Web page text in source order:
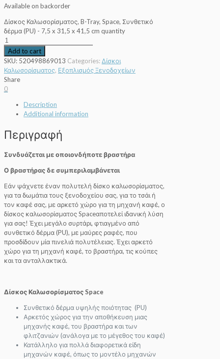
Available on backorder
Δίσκος Καλωσορίσματος, B-Tray, Space, Συνθετικό
δέρμα (PU) - 7,5 x 31,5 x 41,5 cm quantity
Add to cart
SKU: 520498869013 Categories: Δίσκοι
Καλωσορίσματος, Εξοπλισμός Ξενοδοχείων
Share
0
Description
Additional information
Περιγραφή
Συνδυάζεται με οποιονδήποτε βραστήρα
Ο βραστήρας δε συμπεριλαμβάνεται
Εάν ψάχνετε έναν πολυτελή δίσκο καλωσορίσματος,
για τα δωμάτια τους ξενοδοχείου σας, για το τσάι ή
τον καφέ σας, με αρκετό χώρο για τη μηχανή καφέ, ο
δίσκος καλωσορίσματος Spaceαποτελεί ιδανική λύση
για σας! Έχει μεγάλο συρτάρι, φτιαγμένο από
συνθετικό δέρμα (PU), με μαύρες ραφές, που
προσδίδουν μία πινελιά πολυτέλειας. Έχει αρκετό
χώρο για τη μηχανή καφέ, το βραστήρα, τις κούπες
και τα ανταλλακτικά.
Δίσκος Καλωσορίσματος Space
Συνθετικό δέρμα υψηλής ποιότητας (PU)
Αρκετός χώρος για την αποθήκευση μιας
μηχανής καφέ, του βραστήρα και των
φλιτζανιών (ανάλογα με το μέγεθος του καφέ)
Κατάλληλο για πολλά διαφορετικά είδη
μηχανών καφέ, όπως το μοντέλο μηχανών